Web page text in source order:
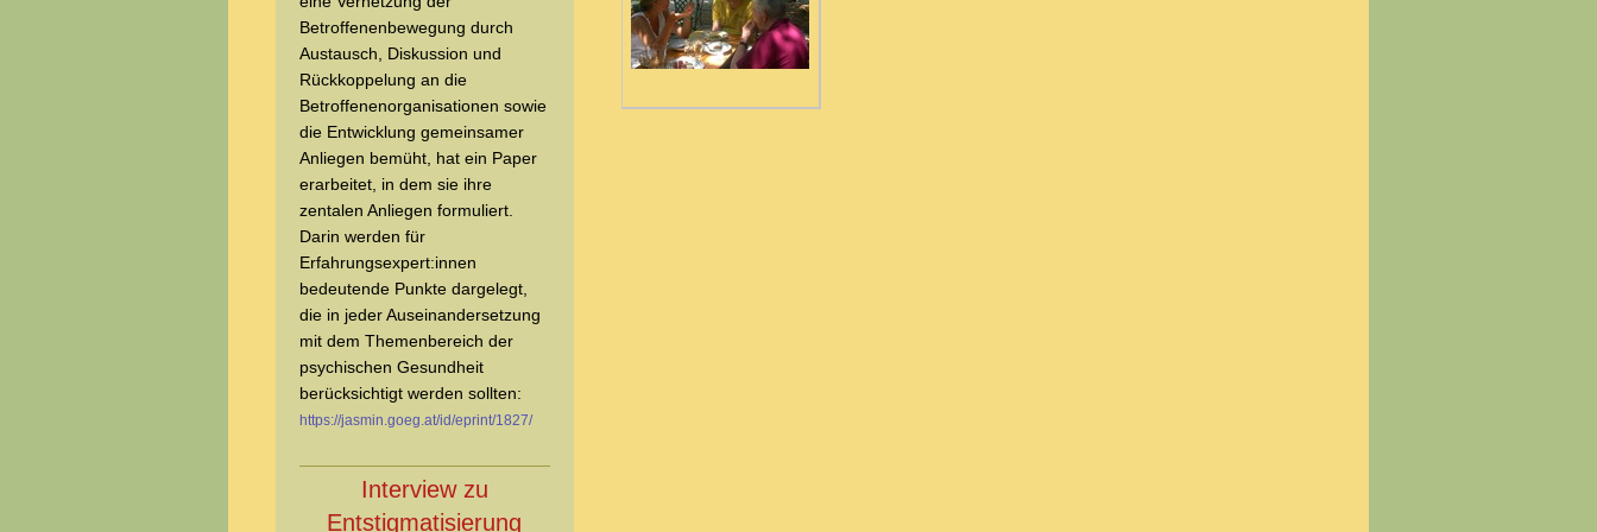
Betroffenenbewegung durch
Austausch, Diskussion und
Rückkoppelung an die
Betroffenenorganisationen sowie
die Entwicklung gemeinsamer
Anliegen bemüht, hat ein Paper
erarbeitet, in dem sie ihre
zentalen Anliegen formuliert.
Darin werden für
Erfahrungsexpert:innen
bedeutende Punkte dargelegt,
die in jeder Auseinandersetzung
mit dem Themenbereich der
psychischen Gesundheit
berücksichtigt werden sollten:
https://jasmin.goeg.at/id/eprint/1827/
Interview zu
Entstigmatisierung